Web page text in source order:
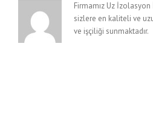
Firmamız Uz
sizlere en kaliteli ve
ve işçiliği sunmaktadır.